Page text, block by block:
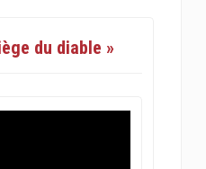
du diable »